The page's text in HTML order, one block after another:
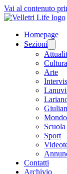
Vai al contenuto
Homepage
Sezioni
Cultura
Arte
Mondo
Scuola
Sport
Contatti
Archivio